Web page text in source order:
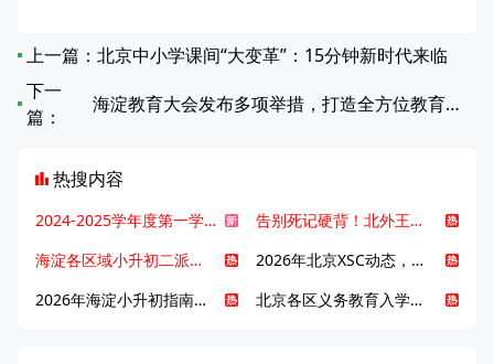
上一篇： 北京中小学课间“大变革”：15分钟新时代来临
下一
篇：
海淀教育大会发布多项举措，打造全方位教育新生态
热搜内容
2024-2025学年度第一学期北京各区期末考试真题试卷汇总
告别死记硬背！北外王牌精读词汇课，帮孩子突破英语词汇难关
海淀各区域小升初二派全攻略合集！区域一至五志愿填报、升学策略详解
2026年北京XSC动态，持续更新中ing...
2026年海淀小升初指南，一文了解招生政策要点
北京各区义务教育入学咨询电话汇总，25年小升初家长提前收藏